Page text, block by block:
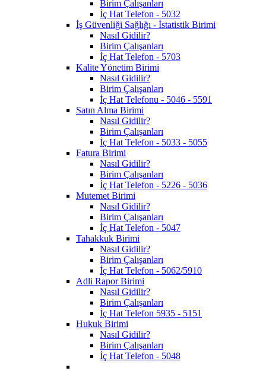
Birim Çalışanları
İç Hat Telefon - 5032
İş Güvenliği Sağlığı - İstatistik Birimi
Nasıl Gidilir?
Birim Çalışanları
İç Hat Telefon - 5703
Kalite Yönetim Birimi
Nasıl Gidilir?
Birim Çalışanları
İç Hat Telefonu - 5046 - 5591
Satın Alma Birimi
Nasıl Gidilir?
Birim Çalışanları
İç Hat Telefon - 5033 - 5055
Fatura Birimi
Nasıl Gidilir?
Birim Çalışanları
İç Hat Telefon - 5226 - 5036
Mutemet Birimi
Nasıl Gidilir?
Birim Çalışanları
İç Hat Telefon - 5047
Tahakkuk Birimi
Nasıl Gidilir?
Birim Çalışanları
İç Hat Telefon - 5062/5910
Adli Rapor Birimi
Nasıl Gidilir?
Birim Çalışanları
İç Hat Telefon 5935 - 5151
Hukuk Birimi
Nasıl Gidilir?
Birim Çalışanları
İç Hat Telefon - 5048